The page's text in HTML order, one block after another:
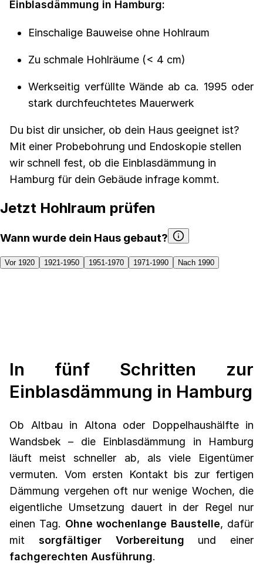
Einblasdämmung in Hamburg:
Einschalige Bauweise ohne Hohlraum
Zu schmale Hohlräume (< 4 cm)
Werkseitig verfüllte Wände ab ca. 1995 oder
stark durchfeuchtetes Mauerwerk
Du bist dir unsicher, ob dein Haus geeignet ist?
Mit einer Probebohrung und Endoskopie stellen
wir schnell fest, ob die Einblasdämmung in
Hamburg für dein Gebäude infrage kommt.
Jetzt Hohlraum prüfen
Wann wurde dein Haus gebaut?
Vor 1920 1921-1950 1951-1970 1971-1990 Nach 1990
In fünf Schritten zur
Einblasdämmung in Hamburg
Ob Altbau in Altona oder Doppelhaushälfte in
Wandsbek – die Einblasdämmung in Hamburg
läuft meist schneller ab, als viele Eigentümer
vermuten. Vom ersten Kontakt bis zur fertigen
Dämmung vergehen oft nur wenige Wochen, die
eigentliche Umsetzung dauert in der Regel nur
einen Tag. Ohne wochenlange Baustelle, dafür
mit sorgfältiger Vorbereitung und einer
fachgerechten Ausführung.